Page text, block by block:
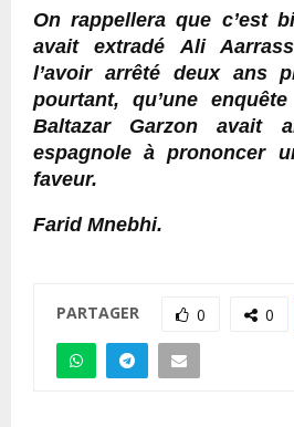
On rappellera que c’est
avait extradé Ali
l’avoir arrêté deux ans
pourtant, qu’une
Baltazar Garzon avait
espagnole à prononcer
faveur.
Farid Mnebhi.
PARTAGER 0 0